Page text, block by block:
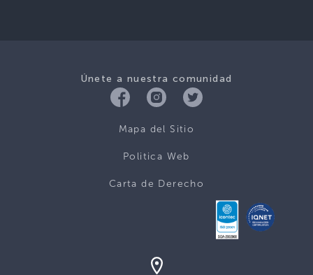
Únete a nuestra comunidad
Mapa del Sitio
Politica Web
Carta de Derecho